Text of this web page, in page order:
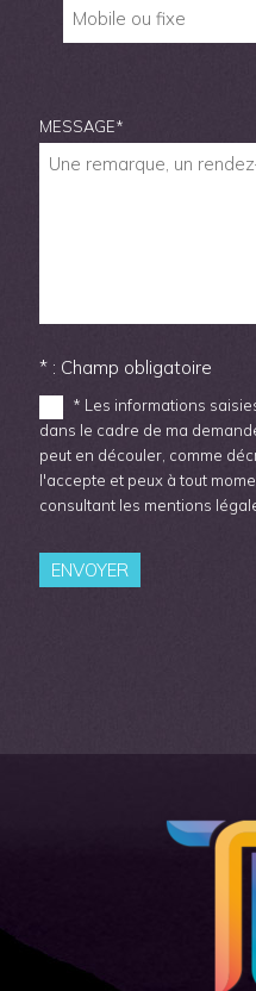
MESSAGE*
* : Champ obligatoire
* Les informations
dans le cadre de ma
peut en découler, comme
l'accepte et peux à tout
consultant les mentions
ENVOYER